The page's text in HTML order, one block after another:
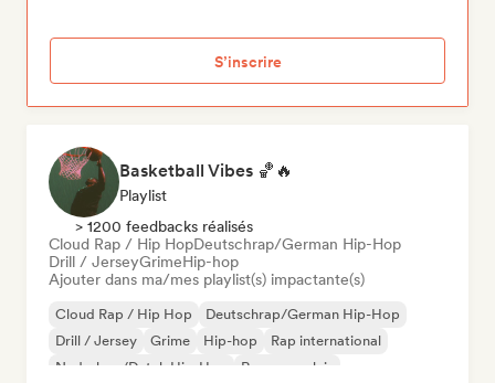
S’inscrire
Basketball Vibes 🏀🔥
Playlist
> 1200 feedbacks réalisés
Cloud Rap / Hip HopDeutschrap/German Hip-Hop
Drill / JerseyGrimeHip-hop
Ajouter dans ma/mes playlist(s) impactante(s)
Cloud Rap / Hip Hop
Deutschrap/German Hip-Hop
Drill / Jersey
Grime Hip-hop
Rap international
Nederhop/Dutch Hip-Hop
Rap en anglais